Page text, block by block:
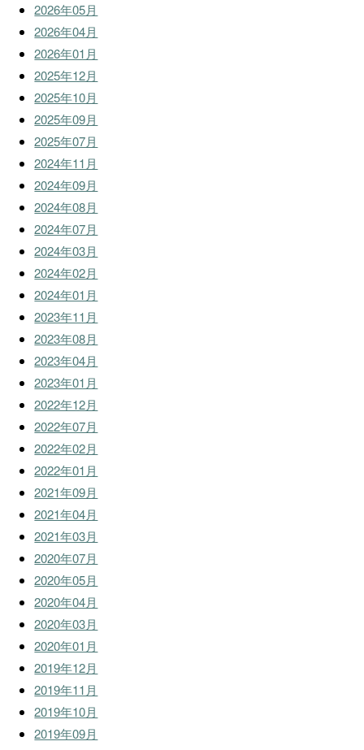
2026年05月
2026年04月
2026年01月
2025年12月
2025年10月
2025年09月
2025年07月
2024年11月
2024年09月
2024年08月
2024年07月
2024年03月
2024年02月
2024年01月
2023年11月
2023年08月
2023年04月
2023年01月
2022年12月
2022年07月
2022年02月
2022年01月
2021年09月
2021年04月
2021年03月
2020年07月
2020年05月
2020年04月
2020年03月
2020年01月
2019年12月
2019年11月
2019年10月
2019年09月